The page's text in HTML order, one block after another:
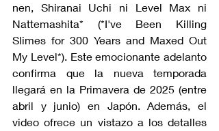
nen, Shiranai Uchi ni Level Max ni
Nattemashita* (*I've Been Killing
Slimes for 300 Years and Maxed Out
My Level*). Este emocionante adelanto
confirma que la nueva temporada
llegará en la Primavera de 2025 (entre
abril y junio) en Japón. Además, el
video ofrece un vistazo a los detalles